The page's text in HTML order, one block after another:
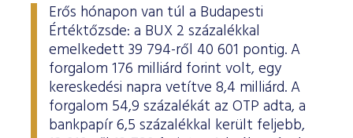
Erős hónapon van túl a Budapesti
Értéktőzsde: a BUX 2 százalékkal
emelkedett 39 794-ről 40 601 pontig. A
forgalom 176 milliárd forint volt, egy
kereskedési napra vetítve 8,4 milliárd. A
forgalom 54,9 százalékát az OTP adta, a
bankpapír 6,5 százalékkal került feljebb,